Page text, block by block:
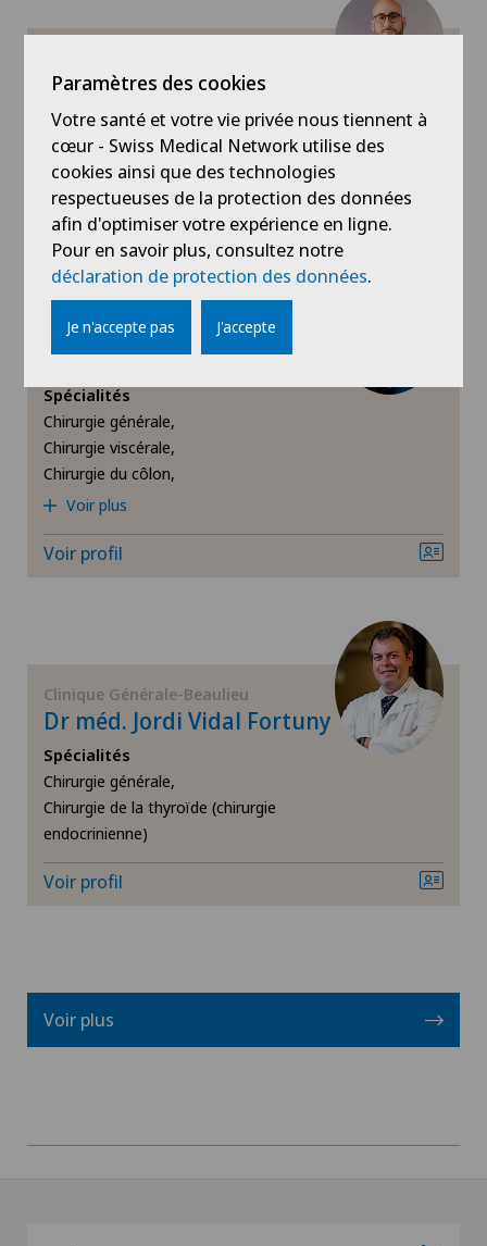
Diabétologie
Endocrinologie
Endométriose
Gastroentérologie et hépatologie
Greffe de cornée
Gynécologie
Hématologie
Infectiologie
IRM
Maladies des reins et des voies urinaires
Mammographie
Médecine du sport
Médecine interne générale
Néonatologie
Dr méd. Lorenzo Orci
Spécialités
Chirurgie générale
Voir profil
Clinique Générale-Beaulieu
PD Dr méd Claudio Soravia
Spécialités
Chirurgie générale,
Chirurgie viscérale,
Chirurgie du côlon,
Voir plus
Voir profil
Clinique Générale-Beaulieu
Dr méd. Jordi Vidal Fortuny
Spécialités
Chirurgie générale,
Chirurgie de la thyroïde (chirurgie
endocrinienne)
Voir profil
Voir plus
Paramètres des cookies
Votre santé et votre vie privée nous tiennent à
cœur - Swiss Medical Network utilise des
cookies ainsi que des technologies
respectueuses de la protection des données
afin d'optimiser votre expérience en ligne.
Pour en savoir plus, consultez notre
déclaration de protection des données.
Je n'accepte pas J'accepte